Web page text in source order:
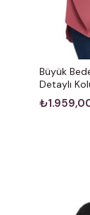
Büyük
Detaylı